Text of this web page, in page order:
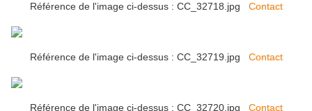
Référence de l'image ci-dessus : CC_32718.jpg Contact
Référence de l'image ci-dessus : CC_32719.jpg Contact
Référence de l'image ci-dessus : CC_32720.jpg Contact